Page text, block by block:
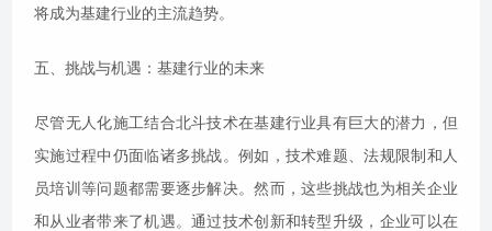
将成为基建行业的主流趋势。
五、挑战与机遇：基建行业的未来
尽管无人化施工结合北斗技术在基建行业具有巨大的潜力，但
实施过程中仍面临诸多挑战。例如，技术难题、法规限制和人
员培训等问题都需要逐步解决。然而，这些挑战也为相关企业
和从业者带来了机遇。通过技术创新和转型升级，企业可以在